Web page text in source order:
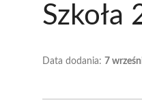
Szkoła
Data dodania: 7